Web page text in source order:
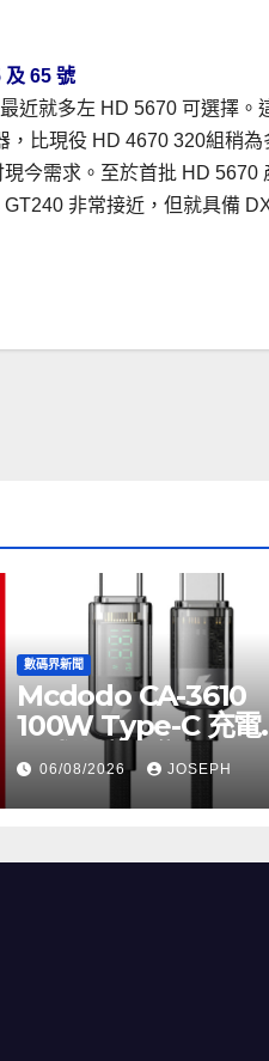
及 65 號
近就多左 HD 5670 可選擇。
比現役 HD 4670 320組稍
今需求。至於首批 HD
非常接近，但就具備
數碼界新聞
Mcdodo CA-3610
100W Type-C 充電
正式上市，售價
HK$115
06/08/2026 JOSEPH